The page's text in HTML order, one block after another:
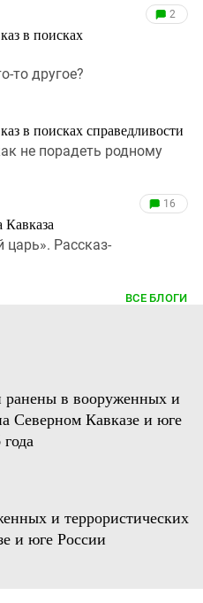
в поисках
2
то другое?
в поисках справедливости
не порадеть родному
16
Рассказ-
ВСЕ БЛОГИ
ранены в вооруженных и
Северном Кавказе и юге
и террористических
и юге России